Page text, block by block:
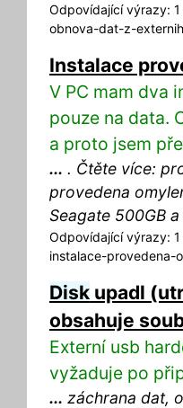
Odpovídající výrazy:
obnova-dat-z-
Instalace
V PC mam dva
pouze na data.
a proto jsem
... . Čtěte více:
provedena
Seagate 500GB
Odpovídající výrazy:
instalace-provedena-
Diskupadl
obsahuje
Externí usb
vyžaduje po
... záchrana dat,